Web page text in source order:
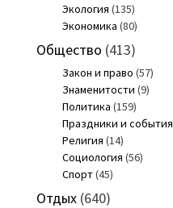
Экология (135)
Экономика (80)
Общество (413)
Закон и право (57)
Знаменитости (9)
Политика (159)
Праздники и события
Религия (14)
Социология (56)
Спорт(45)
Отдых(640)